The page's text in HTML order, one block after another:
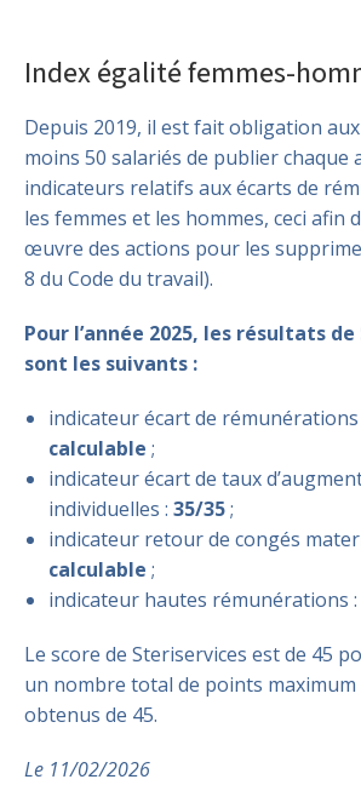
Index égalité femmes-
Depuis 2019, il est fait obligation
moins 50 salariés de publier chaque
indicateurs relatifs aux écarts de
les femmes et les hommes, ceci afin
œuvre des actions pour les
8 du Code du travail).
Pour l’année 2025, les résultats
sont les suivants :
indicateur écart de rémunérations
calculable ;
indicateur écart de taux
individuelles : 35/35;
indicateur retour de congés
calculable ;
indicateur hautes rémunérations :
Le score de Steriservices est de 45
un nombre total de points
obtenus de 45.
Le 11/02/2026